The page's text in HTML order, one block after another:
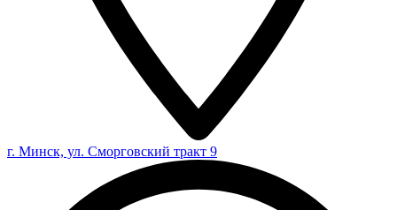
г. Минск, ул. Сморговский тракт 9